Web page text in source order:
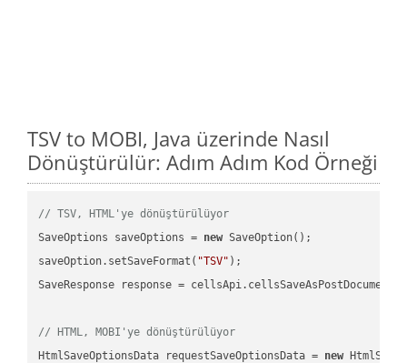
TSV to MOBI, Java üzerinde Nasıl
Dönüştürülür: Adım Adım Kod Örneği
// TSV, HTML'ye dönüştürülüyor
SaveOptions saveOptions = new SaveOption();
saveOption.setSaveFormat( "TSV" );
SaveResponse response =
// HTML, MOBI'ye dönüştürülüyor
HtmlSaveOptionsData requestSaveOptionsData = new